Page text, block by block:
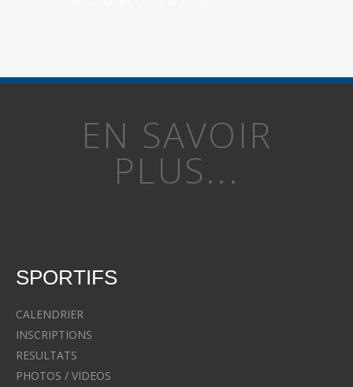
EN SAVOIR
PLUS...
SPORTIFS
CALENDRIER
INSCRIPTIONS
RESULTATS
PHOTOS / VIDEOS